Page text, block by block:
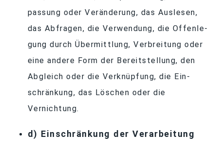
pas­sung oder Ver­än­de­rung, das Aus­le­sen,
das Ab­fra­gen, die Ver­wen­dung, die Of­fen­le­
gung durch Über­mitt­lung, Ver­brei­tung oder
eine an­dere Form der Be­reit­stel­lung, den
Ab­gleich oder die Ver­knüp­fung, die Ein­
schrän­kung, das Lö­schen oder die
Vernichtung.
d) Ein­schrän­kung der Verarbeitung